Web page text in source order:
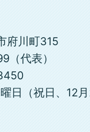
府川町315
（代表）
日（祝日、12